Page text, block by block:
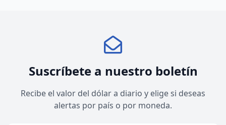
Suscríbete a nuestro boletín
Recibe el valor del dólar a diario y elige si deseas
alertas por país o por moneda.